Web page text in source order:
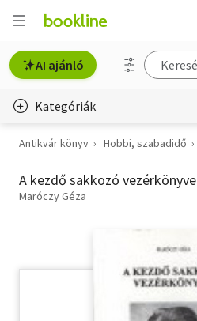
AI ajánló
Kategóriák
Életmód, egészség
Erotika
Antikvár könyv Hobbi, szabadidő
A kezdő sakkozó vezérkönyve
Maróczy Géza